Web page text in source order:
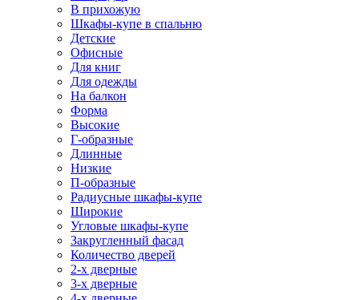
В прихожую
Шкафы-купе в спальню
Детские
Офисные
Для книг
Для одежды
На балкон
Форма
Высокие
Г-образные
Длинные
Низкие
П-образные
Радиусные шкафы-купе
Широкие
Угловые шкафы-купе
Закругленный фасад
Количество дверей
2-х дверные
3-х дверные